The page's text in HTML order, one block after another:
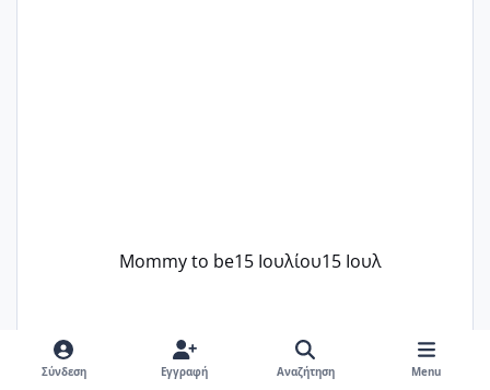
Mommy to be15 Ιουλίου15 Ιουλ
Σύνδεση Εγγραφή Αναζήτηση Menu